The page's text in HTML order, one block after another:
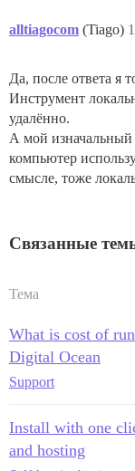
alltiagocom (Tiago)
Да, после ответа я
Инструмент
удалённо.
А мой изначальный
компьютер
смысле, тоже
Связанные
Тема
What is cost of
Digital Ocean
Support
Install with one
and hosting